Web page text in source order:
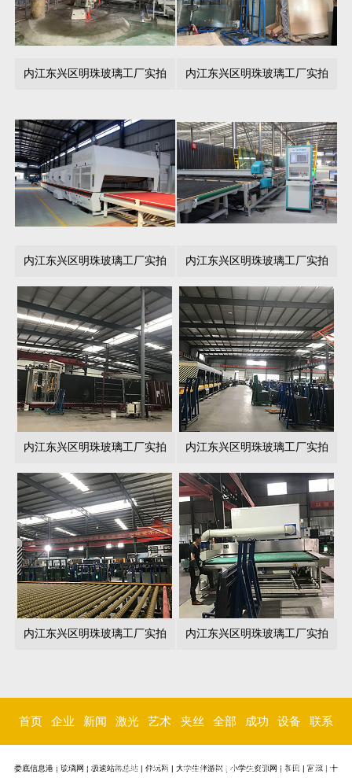
内江东兴区明珠玻璃工厂实拍 内江东兴区明珠玻璃工厂实拍
内江东兴区明珠玻璃工厂实拍 内江东兴区明珠玻璃工厂实拍
内江东兴区明珠玻璃工厂实拍 内江东兴区明珠玻璃工厂实拍
内江东兴区明珠玻璃工厂实拍 内江东兴区明珠玻璃工厂实拍
首页 企业
简介
新闻
中心
激光
内雕
艺术
玻璃
夹丝
玻璃
全部
玻璃
成功
案例
设备
环境
联系
我们
娄底信息港 | 玻璃网 | 极速站群总站 伴玩网 大学生伴游网 小学生资源网 | 和田 富源 | 十